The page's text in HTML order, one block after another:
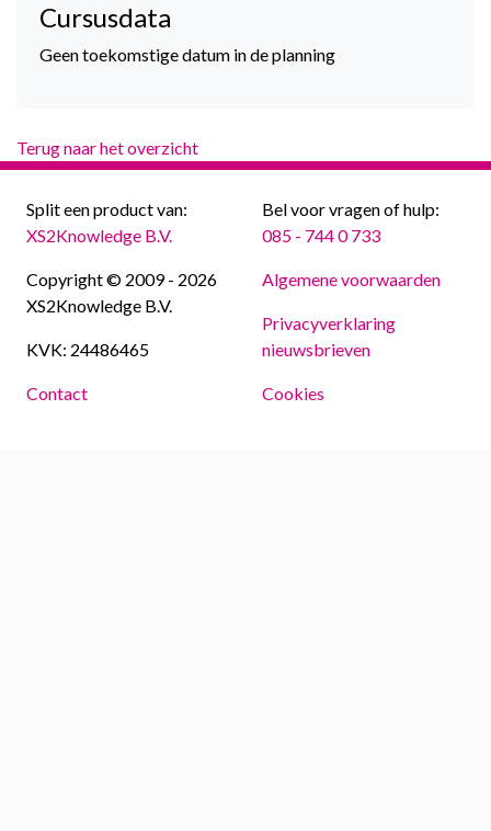
Cursusdata
Geen toekomstige datum in de planning
Terug naar het overzicht
Split een product van:
XS2Knowledge B.V.
Copyright © 2009 - 2026
XS2Knowledge B.V.
KVK: 24486465
Contact
Bel voor vragen of hulp:
085 - 744 0 733
Algemene voorwaarden
Privacyverklaring
nieuwsbrieven
Cookies